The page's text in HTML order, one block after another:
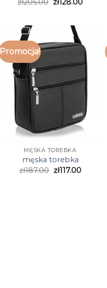
Promocja!
MĘSKA TOREBKA
męska torebka
zł187.00 zł117.00